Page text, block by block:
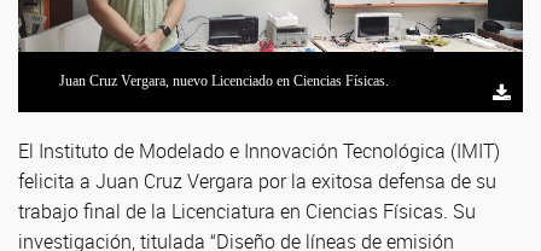
Juan Cruz Vergara, nuevo Licenciado en Ciencias Físicas.
Juan Cruz Vergara, nuevo Licenciado en Ciencias Físicas.
Juan Cruz Vergara, nuevo Licenciado en Ciencias Físicas.
El Instituto de Modelado e Innovación Tecnológica (IMIT)
felicita a Juan Cruz Vergara por la exitosa defensa de su
trabajo final de la Licenciatura en Ciencias Físicas. Su
investigación, titulada “Diseño de líneas de emisión